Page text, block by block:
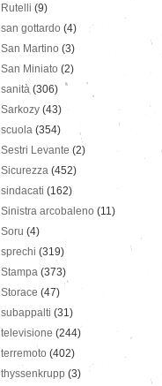
Rutelli (9)
san gottardo (4)
San Martino (3)
San Miniato (2)
sanità (306)
Sarkozy (43)
scuola (354)
Sestri Levante (2)
Sicurezza (452)
sindacati (162)
Sinistra arcobaleno (11)
Soru (4)
sprechi (319)
Stampa (373)
Storace (47)
subappalti (31)
televisione(244)
terremoto (402)
thyssenkrupp (3)